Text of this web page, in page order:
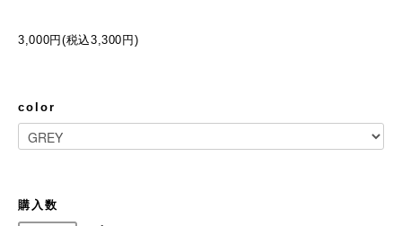
3,000円(税込3,300円)
color
購入数